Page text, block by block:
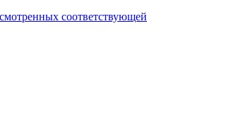
соответствующей